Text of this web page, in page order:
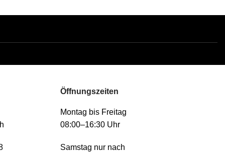
Öffnungszeiten
Montag bis Freitag
08:00–16:30 Uhr
Samstag nur nach